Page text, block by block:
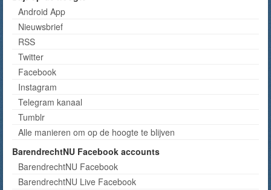
Android App
Nieuwsbrief
RSS
Twitter
Facebook
Instagram
Telegram kanaal
Tumblr
Alle manieren om op de hoogte te blijven
BarendrechtNU Facebook accounts
BarendrechtNU Facebook
BarendrechtNU Live Facebook